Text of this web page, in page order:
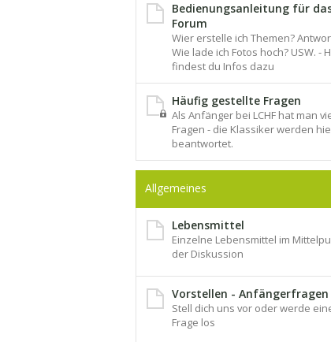
Bedienungsanleitung für
Forum
Wier erstelle ich Themen?
Wie lade ich Fotos hoch? USW. -
findest du Infos dazu
Häufig gestellte Fragen
Als Anfänger bei LCHF hat man
Fragen - die Klassiker werden
beantwortet.
Allgemeines
Lebensmittel
Einzelne Lebensmittel im
der Diskussion
Vorstellen - Anfängerfragen
Stell dich uns vor oder werde
Frage los